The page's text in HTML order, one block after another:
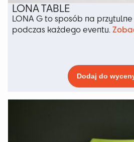
LONA TABLE
LONA G to sposób na
podczas każdego eventu.
Dodaj do
ma
wiele